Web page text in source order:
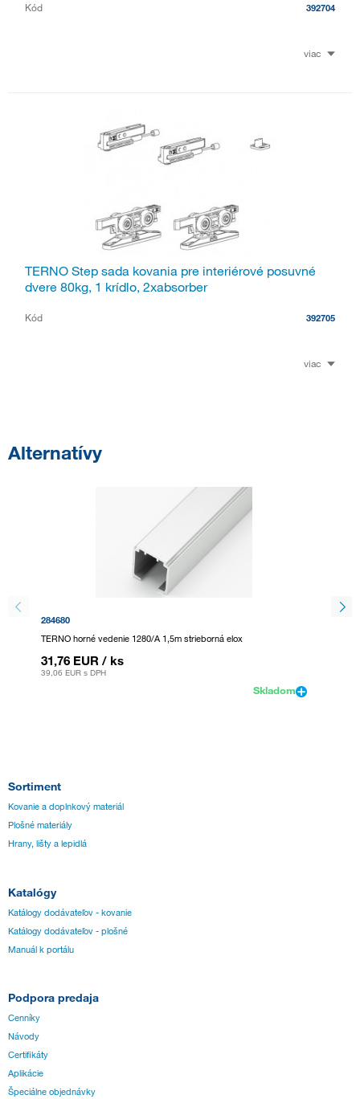
Kód 392704
viac
TERNO Step sada kovania pre interiérové posuvné
dvere 80kg, 1 krídlo, 2xabsorber
Kód 392705
viac
Alternatívy
284680
TERNO horné vedenie 1280/A 1,5m strieborná elox
31,76 EUR / ks
39,06 EUR s DPH
Skladom
Sortiment
Kovanie a doplnkový materiál
Plošné materiály
Hrany, lišty a lepidlá
Katalógy
Katálogy dodávateľov - kovanie
Katálogy dodávateľov - plošné
Manuál k portálu
Podpora predaja
Cenníky
Návody
Certifikáty
Aplikácie
Špeciálne objednávky